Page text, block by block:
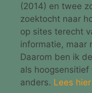
(2014) en twee
zoektocht naar
op sites terecht
informatie, maar
Daarom ben ik
als
anders. Lees